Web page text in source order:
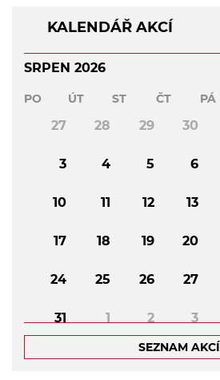
KALENDÁŘ AKCÍ
SRPEN 2026
PO ÚT ST ČT PÁ
27 28 29 30
3 4 5 6
10 11 12 13
17 18 19 20
24 25 26 27
31 1 2 3
SEZNAM AKCÍ